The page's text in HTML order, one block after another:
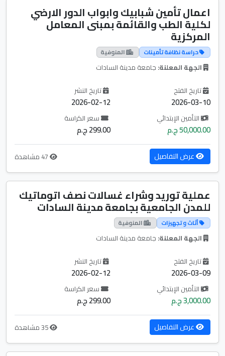
اعمال تأمين شبابيك وابواب الدور الارضي
لكلية الطب والقائمة بمبنى المعامل
المركزية
حراسة نظافة تأمينات المنوفية
الجهة المعلنة: جامعة مدينة السادات
تاريخ الفتح
2026-03-10
تاريخ النشر
2026-02-12
التأمين الإبتدائي
50,000.00 ج.م
سعر الكراسة
299.00 ج.م
عرض التفاصيل
عملية توريد وشراء غسالات نصف اتوماتيك
للمدن الجامعية بجامعة مدينة السادات
أثاث و تجهيزات المنوفية
الجهة المعلنة: جامعة مدينة السادات
تاريخ الفتح
2026-03-09
تاريخ النشر
2026-02-12
التأمين الإبتدائي
3,000.00 ج.م
سعر الكراسة
299.00 ج.م
عرض التفاصيل